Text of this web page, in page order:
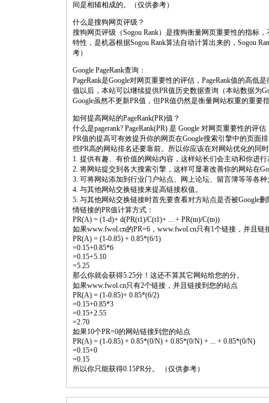
间是相辅相成的。（仅供参考）
什么是搜狗网页评级？
搜狗网页评级（Sogou Rank）是搜狗衡量网页重要性的指标
特性，是机器根据Sogou Rank算法自动计算出来的，Sogou
考）
Google PageRank查询：
PageRank是Google对网页重要性的评估，PageRank值的高
值以后，本站可以继续提供PR值历史数据查询（本站数据为
Google虽然不更新PR值，但PR值仍然是衡量网站权重的重要
如何提高网站的PageRank(PR)值？
什么是pagerank? PageRank(PR) 是 Google 对网页重要性的评估
PR值的提高可有效提升你的网页在Google搜索引擎中的页面
些PR高的网站排名还要靠前。所以你应该在对网站优化的同
1. 提供有趣、有价值的网站内容，这样站长们会主动和你进
2. 将网站提交到各大搜索引擎，这样可显著改善你的网站在
3. 可将网站添加到行业门户站点、网上论坛、留言簿等等各
4. 与其他网站交换链接来提高链接权值。
5. 与其他网站交换链接时首先要查看对方站点是否被Google
情链接的PR值计算方式：
PR(A) = (1-d)+ d(PR(t1)/C(t1)+ ... + PR(tn)/C(tn))
如果www.fwol.cn的PR=6，www.fwol.cn只有1个链接，并且链
PR(A) = (1-0.85) + 0.85*(6/1)
=0.15+0.85*6
=0.15+5.10
=5.25
那么你就会获得5.25分！这还不算其它网站给您的分。
如果www.fwol.cn只有2个链接，并且链接到您的站点
PR(A) = (1-0.85)+ 0.85*(6/2)
=0.15+0.85*3
=0.15+2.55
=2.70
如果10个PR=0的网站链接到您的站点
PR(A) = (1-0.85) + 0.85*(0/N) + 0.85*(0/N) + ... + 0.85*(0/N)
=0.15+0
=0.15
所以你只能获得0.15PR分。 （仅供参考）